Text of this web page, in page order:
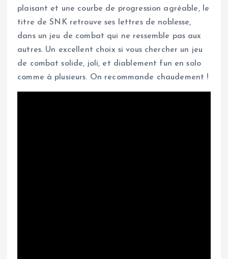
plaisant et une courbe de progression agréable, le
titre de SNK retrouve ses lettres de noblesse,
dans un jeu de combat qui ne ressemble pas aux
autres. Un excellent choix si vous chercher un jeu
de combat solide, joli, et diablement fun en solo
comme à plusieurs. On recommande chaudement !